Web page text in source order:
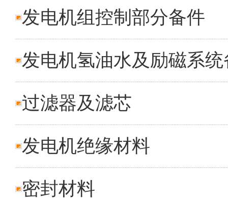
发电机组控制部分备件
发电机氢油水及励磁系统
过滤器及滤芯
发电机绝缘材料
密封材料